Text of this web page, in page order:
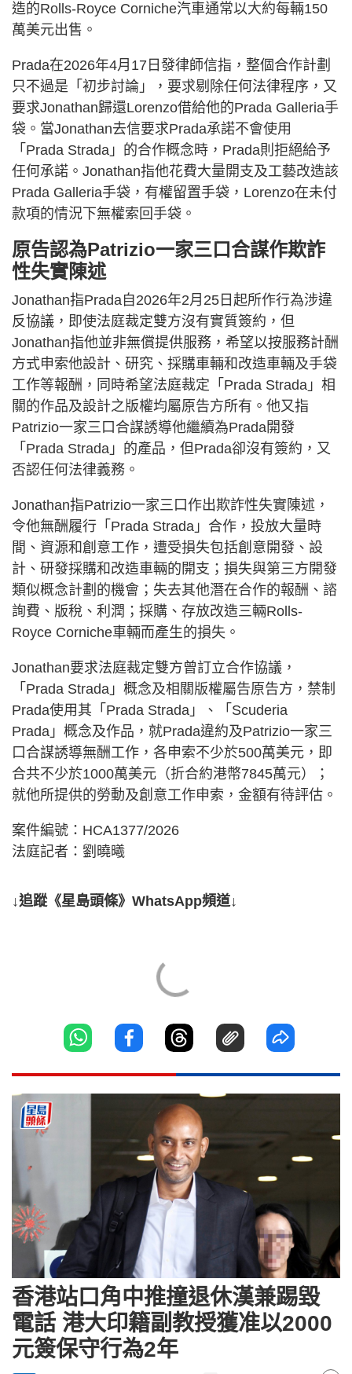
造的Rolls-Royce Corniche汽車通常以大約每輛150
萬美元出售。
Prada在2026年4月17日發律師信指，整個合作計劃
只不過是「初步討論」，要求剔除任何法律程序，又
要求Jonathan歸還Lorenzo借給他的Prada Galleria手
袋。當Jonathan去信要求Prada承諾不會使用
「Prada Strada」的合作概念時，Prada則拒絕給予
任何承諾。Jonathan指他花費大量開支及工藝改造該
Prada Galleria手袋，有權留置手袋，Lorenzo在未付
款項的情況下無權索回手袋。
原告認為Patrizio一家三口合謀作欺詐
性失實陳述
Jonathan指Prada自2026年2月25日起所作行為涉違
反協議，即使法庭裁定雙方沒有實質簽約，但
Jonathan指他並非無償提供服務，希望以按服務計酬
方式申索他設計、研究、採購車輛和改造車輛及手袋
工作等報酬，同時希望法庭裁定「Prada Strada」相
關的作品及設計之版權均屬原告方所有。他又指
Patrizio一家三口合謀誘導他繼續為Prada開發
「Prada Strada」的產品，但Prada卻沒有簽約，又
否認任何法律義務。
Jonathan指Patrizio一家三口作出欺詐性失實陳述，
令他無酬履行「Prada Strada」合作，投放大量時
間、資源和創意工作，遭受損失包括創意開發、設
計、研發採購和改造車輛的開支；損失與第三方開發
類似概念計劃的機會；失去其他潛在合作的報酬、諮
詢費、版稅、利潤；採購、存放改造三輛Rolls-
Royce Corniche車輛而產生的損失。
Jonathan要求法庭裁定雙方曾訂立合作協議，
「Prada Strada」概念及相關版權屬告原告方，禁制
Prada使用其「Prada Strada」、「Scuderia
Prada」概念及作品，就Prada違約及Patrizio一家三
口合謀誘導無酬工作，各申索不少於500萬美元，即
合共不少於1000萬美元（折合約港幣7845萬元）；
就他所提供的勞動及創意工作申索，金額有待評估。
案件編號：HCA1377/2026
法庭記者：劉曉曦
↓追蹤《星島頭條》WhatsApp頻道↓
香港站口角中推撞退休漢兼踢毀
電話 港大印籍副教授獲准以2000
元簽保守行為2年